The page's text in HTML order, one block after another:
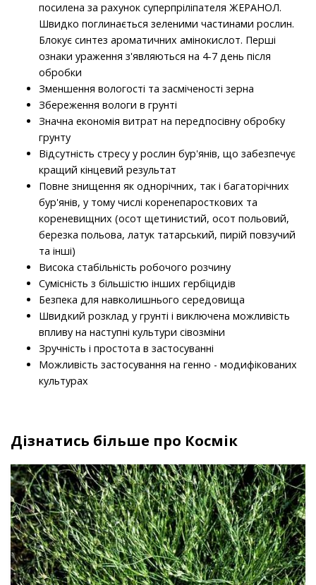
посилена за рахунок суперпріліпателя ЖЕРАНОЛ.
Швидко поглинається зеленими частинами рослин.
Блокує синтез ароматичних амінокислот. Перші
ознаки ураження з'являються на 4-7 день після
обробки
Зменшення вологості та засміченості зерна
Збереження вологи в грунті
Значна економія витрат на передпосівну обробку
грунту
Відсутність стресу у рослин бур'янів, що забезпечує
кращий кінцевий результат
Повне знищення як однорічних, так і багаторічних
бур'янів, у тому числі коренепаросткових та
кореневищних (осот щетинистий, осот польовий,
березка польова, латук татарський, пирій повзучий
та інші)
Висока стабільність робочого розчину
Сумісність з більшістю інших гербіцидів
Безпека для навколишнього середовища
Швидкий розклад у грунті і виключена можливість
впливу на наступні культури сівозміни
Зручність і простота в застосуванні
Можливість застосування на генно - модифікованих
культурах
Дізнатись більше про Космік